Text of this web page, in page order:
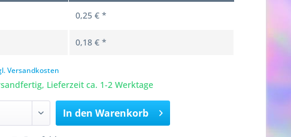
0,25 € *
0,18 € *
Versandkosten
Lieferzeit ca. 1-2 Werktage
In den Warenkorb